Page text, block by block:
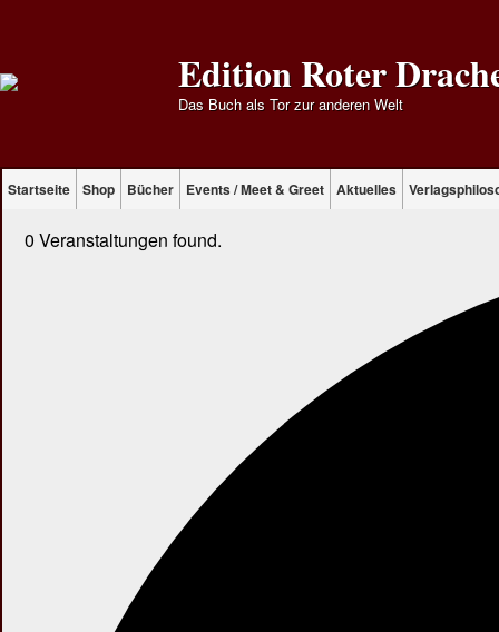
Edition Roter
Das Buch als Tor zur anderen Welt
Startseite Shop Bücher Events / Meet & Greet Aktuelles
0 Veranstaltungen found.